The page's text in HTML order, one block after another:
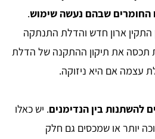
החומרים שבהם נעשה שימוש.
התקין ארון חדש והדלת התנתקה
תכסה את תיקון ההתקנה של הדלת
עצמה אם היא ניזוקה.
להשתנות בין הנדימנים. יש כאלו
יותר או שמכסים גם חלק